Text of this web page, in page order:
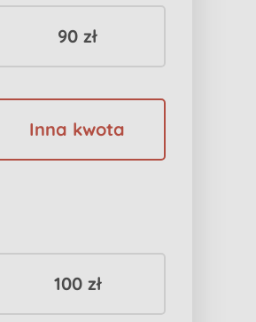
90 zł
Inna kwota
100 zł